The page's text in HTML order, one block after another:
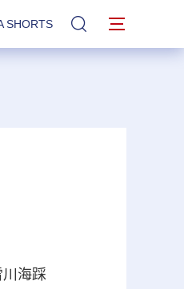
SHORTS 站内搜索
海踩